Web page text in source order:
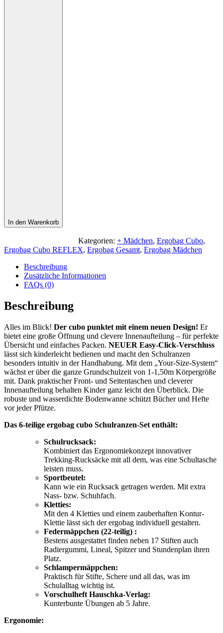
In den Warenkorb
Kategorien:+ Mädchen,Ergobag Cubo,
Ergobag Cubo REFLEX, Ergobag Gesamt, Ergobag Mädchen
Beschreibung
Zusätzliche Informationen
FAQs (0)
Beschreibung
Alles im Blick! Der cubo punktet mit einem neuen Design! Er
bietet eine große Öffnung und clevere Innenaufteilung – für perfekte
Übersicht und einfaches Packen. NEUER Easy-Click-Verschluss
lässt sich kinderleicht bedienen und macht den Schulranzen
besonders intuitiv in der Handhabung. Mit dem „Your-Size-System“
wächst er über die ganze Grundschulzeit von 1-1,50m Körpergröße
mit. Dank praktischer Front- und Seitentaschen und cleverer
Innenaufteilung behalten Kinder ganz leicht den Überblick. Die
robuste und wasserdichte Bodenwanne schützt Bücher und Hefte
vor jeder Pfütze.
Das 6-teilige ergobag cubo Schulranzen-Set enthält:
Schulrucksack:
Kombiniert das Ergonomiekonzept innovativer
Trekking-Rucksäcke mit all dem, was eine Schultasche
leisten muss.
Sportbeutel:
Kann wie ein Rucksack getragen werden. Mit extra
Nass- bzw. Schuhfach.
Kletties:
Mit den 4 Kletties und einem zauberhaften Kontur-
Klettie lässt sich der ergobag individuell gestalten.
Federmäppchen (22-teilig) :
Bestens ausgestattet finden neben 17 Stiften auch
Radiergummi, Lineal, Spitzer und Stundenplan ihren
Platz.
Schlampermäppchen:
Praktisch für Stifte, Schere und all das, was im
Schulalltag wichtig ist.
Vorschulheft Hauschka-Verlag:
Kunterbunte Übungen ab 5 Jahre.
Ergonomie: